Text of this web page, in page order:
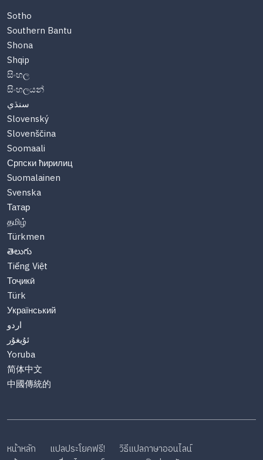
Sotho
Southern Bantu
Shona
Shqip
සිංහල
සිංහලයන්
سنڌي
Slovenský
Slovenščina
Soomaali
Српски ћирилиц
Suomalainen
Svenska
Татар
தமிழ்
Türkmen
తెలుగు
Tiếng Việt
Тоҷикӣ
Türk
Український
اردو
ئۇيغۇر
Yoruba
简体中文
中國傳統的
หน้าหลัก แปลประโยคฟรี!
วิธีแปลภาษาออนไลน์